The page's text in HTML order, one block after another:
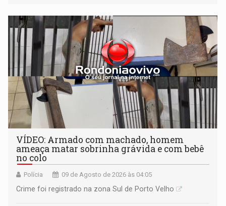
VÍDEO: Armado com machado, homem
ameaça matar sobrinha grávida e com bebê
no colo
Polícia 09 de Agosto de 2026 às 04:05
Crime foi registrado na zona Sul de Porto Velho